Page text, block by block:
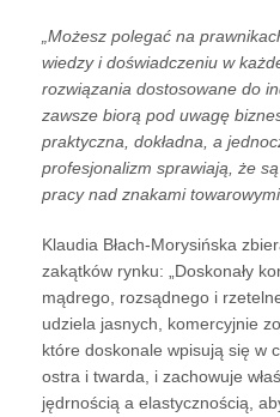
„Możesz polegać na
wiedzy i doświadczeniu w
rozwiązania dostosowane do
zawsze biorą pod uwagę
praktyczna, dokładna, a
profesjonalizm sprawiają, że
pracy nad znakami
Klaudia Błach-Morysińska
zakątków rynku: „Doskonały
mądrego, rozsądnego i
udziela jasnych, komercyjnie
które doskonale wpisują się w
ostra i twarda, i zachowuje
jędrnością a elastycznością,